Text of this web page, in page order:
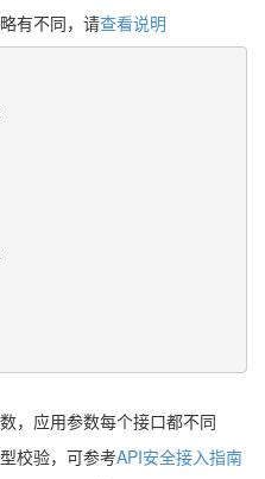
有不同，请查看说明
，应用参数每个接口都不同
校验，可参考API安全接入指南